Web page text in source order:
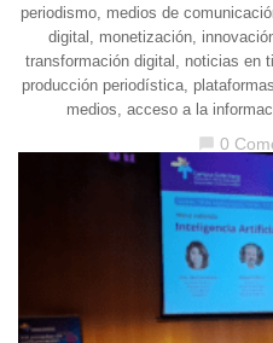
periodismo, medios de
digital, monetización,
transformación digital, noticias en
producción periodística,
medios, acceso a la
chat_bubble 0